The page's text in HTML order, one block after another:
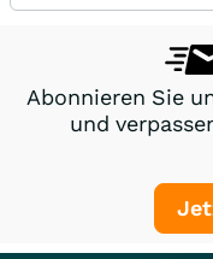
Abonnieren Sie
und